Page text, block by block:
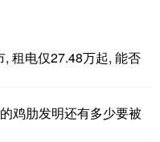
租电仅27.48万起, 能否
鸡肋发明还有多少要被